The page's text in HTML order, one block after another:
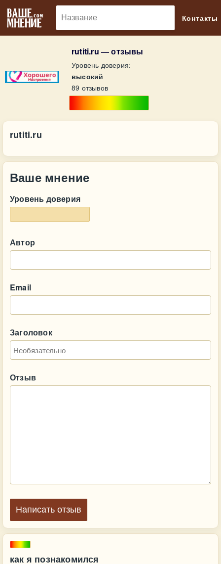
Контакты
rutiti.ru — отзывы
Уровень доверия:
высокий
89 отзывов
как я познакомился
rutiti.ru
Ваше мнение
Уровень доверия
Автор
Email
Заголовок
Отзыв
Написать отзыв